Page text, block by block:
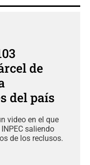
de
del país
video en el que
saliendo
de los reclusos.